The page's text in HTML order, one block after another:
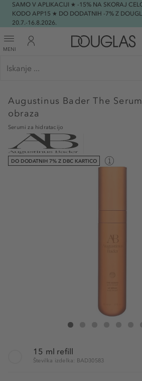
SAMO V APLIKACIJI ★ -15% NA SKORAJ
KODO APP15 ★ DO DODATNIH -7% Z
20.7.-16.8.2026.
MENI
Augustinus BaderThe
obraza
Serumi za hidratacijo
DO DODATNIH 7% Z DBC KARTICO
Augustinus Bader The Serum
15 ml refill
Številka izdelka: BAD30583